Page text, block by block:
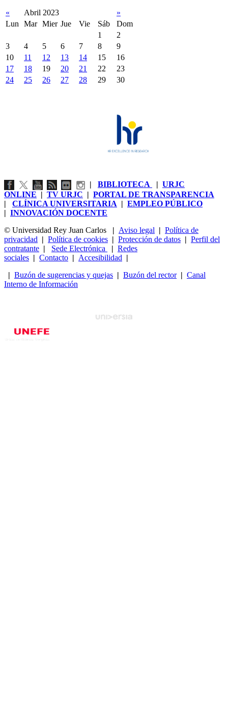
« Abril 2023
»
Lun
Mar Mier Jue Vie Sáb
Dom
1
2
3
4 5 6 7 8
9
10
11 12 13 14 15
16
17
18 19 20 21 22
23
24
25 26 27 28 29 30
| BIBLIOTECA | URJC
ONLINE | TV URJC | PORTAL DE TRANSPARENCIA
| CLÍNICA UNIVERSITARIA | EMPLEO PÚBLICO
| INNOVACIÓN DOCENTE
© Universidad Rey Juan Carlos
| Aviso legal | Política de
privacidad | Política de cookies | Protección de datos | Perfil del
contratante | Sede Electrónica | Redes
sociales | Contacto | Accesibilidad |
| Buzón de sugerencias y quejas | Buzón del rector| Canal
Interno de Información